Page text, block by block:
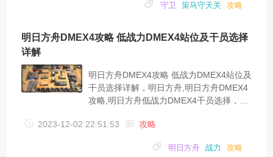
守卫战怎么玩，今天小编就带着大家了解一
长安守卫战攻略;首先秀一下，本人V0号，0
关，对于V0不是太友好。先说武将：貂蝉
属于白虎系...
守卫 策马守天关 攻略
明日方舟DMEX4攻略 低战力DMEX4站位及干员选择
详解
明日方舟DMEX4攻略 低战力DMEX4站位及
干员选择详解，明日方舟,明日方舟DMEX4
攻略,明日方舟低战力DMEX4干员选择，明
明日方舟手游中很多小伙伴不知道低战力
怎么通关，今天小编就就带大家了解一下明
2023-12-02 22:51:53 攻略
明日方舟 战力 攻略